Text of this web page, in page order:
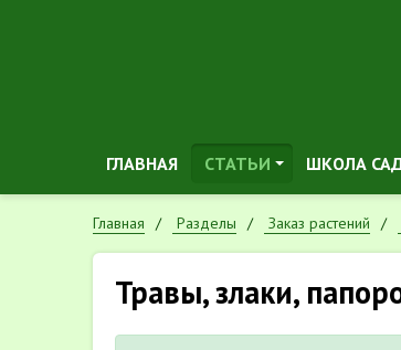
ГЛАВНАЯ СТАТЬИ ШКОЛА
Главная Разделы Заказ растений
Травы, злаки,